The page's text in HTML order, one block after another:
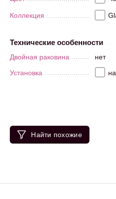
Коллекция
Технические особенности
Двойная раковина
нет
Установка
Найти похожие